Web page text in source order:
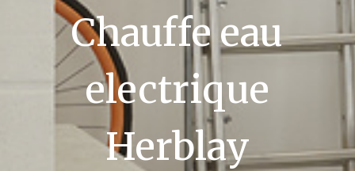
Chauffe eau
electrique
Herblay